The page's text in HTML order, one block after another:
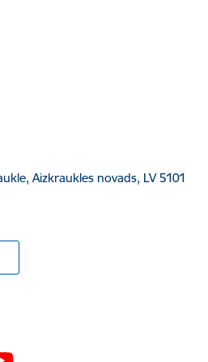
Aizkraukles novads, LV 5101